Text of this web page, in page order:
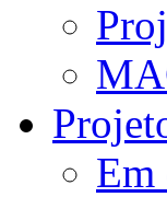
Em